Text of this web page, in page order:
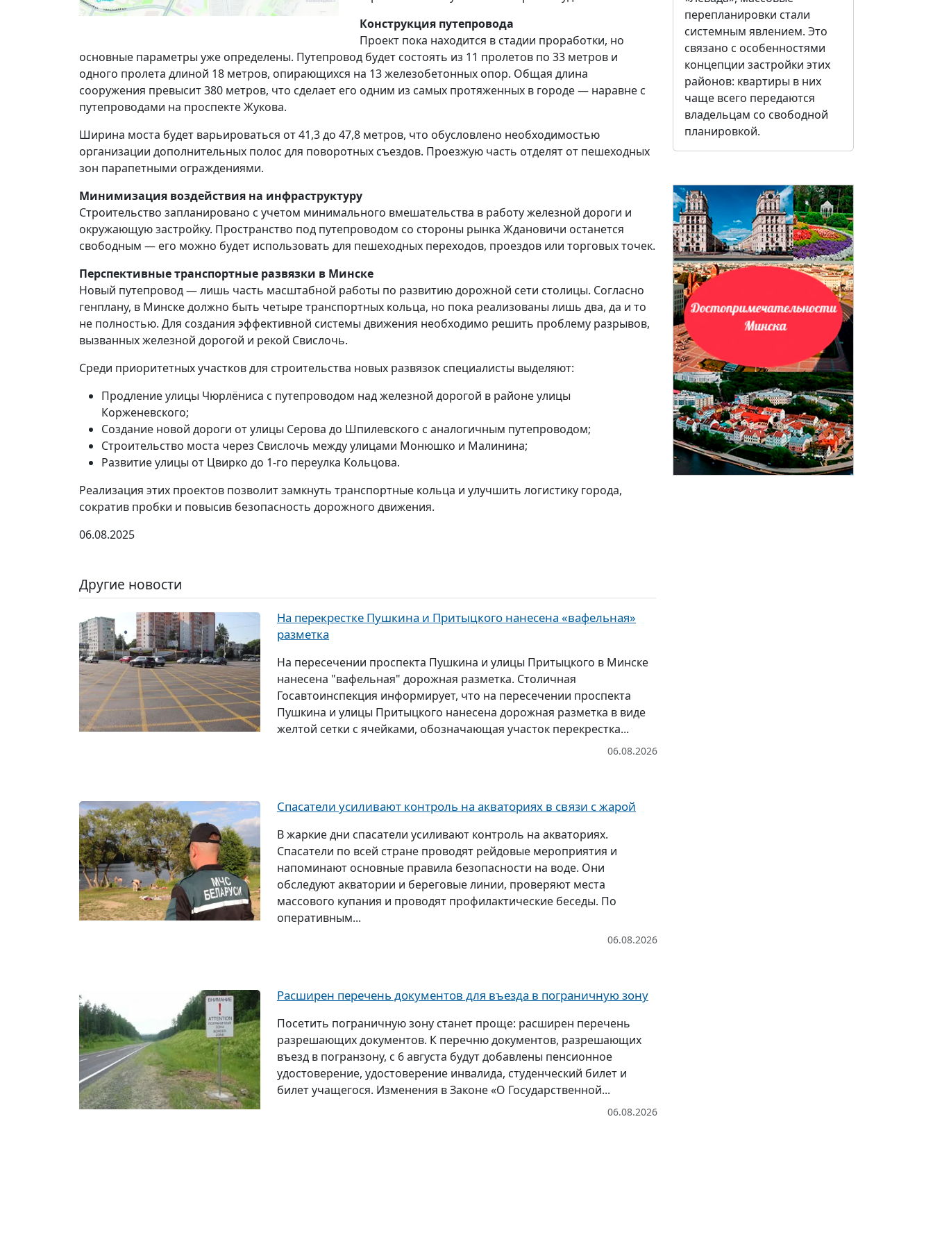
Конструкция путепровода
Проект пока находится в стадии проработки, но
основные параметры уже определены. Путепровод будет состоять из 11 пролетов по 33 метров и
одного пролета длиной 18 метров, опирающихся на 13 железобетонных опор. Общая длина
сооружения превысит 380 метров, что сделает его одним из самых протяженных в городе — наравне с
путепроводами на проспекте Жукова.
Ширина моста будет варьироваться от 41,3 до 47,8 метров, что обусловлено необходимостью
организации дополнительных полос для поворотных съездов. Проезжую часть отделят от пешеходных
зон парапетными ограждениями.
Минимизация воздействия на инфраструктуру
Строительство запланировано с учетом минимального вмешательства в работу железной дороги и
окружающую застройку. Пространство под путепроводом со стороны рынка Ждановичи останется
свободным — его можно будет использовать для пешеходных переходов, проездов или торговых точек.
Перспективные транспортные развязки в Минске
Новый путепровод — лишь часть масштабной работы по развитию дорожной сети столицы. Согласно
генплану, в Минске должно быть четыре транспортных кольца, но пока реализованы лишь два, да и то
не полностью. Для создания эффективной системы движения необходимо решить проблему разрывов,
вызванных железной дорогой и рекой Свислочь.
Среди приоритетных участков для строительства новых развязок специалисты выделяют:
Продление улицы Чюрлёниса с путепроводом над железной дорогой в районе улицы
Корженевского;
Создание новой дороги от улицы Серова до Шпилевского с аналогичным путепроводом;
Строительство моста через Свислочь между улицами Монюшко и Малинина;
Развитие улицы от Цвирко до 1-го переулка Кольцова.
Реализация этих проектов позволит замкнуть транспортные кольца и улучшить логистику города,
сократив пробки и повысив безопасность дорожного движения.
06.08.2025
Другие новости
На перекрестке Пушкина и Притыцкого нанесена «вафельная»
разметка
На пересечении проспекта Пушкина и улицы Притыцкого в Минске
нанесена "вафельная" дорожная разметка. Столичная
Госавтоинспекция информирует, что на пересечении проспекта
Пушкина и улицы Притыцкого нанесена дорожная разметка в виде
желтой сетки с ячейками, обозначающая участок перекрестка...
06.08.2026
Спасатели усиливают контроль на акваториях в связи с жарой
В жаркие дни спасатели усиливают контроль на акваториях.
Спасатели по всей стране проводят рейдовые мероприятия и
напоминают основные правила безопасности на воде. Они
обследуют акватории и береговые линии, проверяют места
массового купания и проводят профилактические беседы. По
оперативным...
06.08.2026
Расширен перечень документов для въезда в пограничную зону
Посетить пограничную зону станет проще: расширен перечень
разрешающих документов. К перечню документов, разрешающих
въезд в погранзону, с 6 августа будут добавлены пенсионное
удостоверение, удостоверение инвалида, студенческий билет и
билет учащегося. Изменения в Законе «О Государственной...
06.08.2026
перепланировки стали
системным явлением. Это
связано с особенностями
концепции застройки этих
районов: квартиры в них
чаще всего передаются
владельцам со свободной
планировкой.